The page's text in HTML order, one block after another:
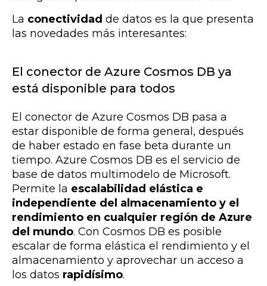
La conectividad de datos es la que presenta
las novedades más interesantes:
El conector de Azure Cosmos DB ya
está disponible para todos
El conector de Azure Cosmos DB pasa a
estar disponible de forma general, después
de haber estado en fase beta durante un
tiempo. Azure Cosmos DB es el servicio de
base de datos multimodelo de Microsoft.
Permite la escalabilidad elástica e
independiente del almacenamiento y el
rendimiento en cualquier región de Azure
del mundo. Con Cosmos DB es posible
escalar de forma elástica el rendimiento y el
almacenamiento y aprovechar un acceso a
los datos rapidísimo.